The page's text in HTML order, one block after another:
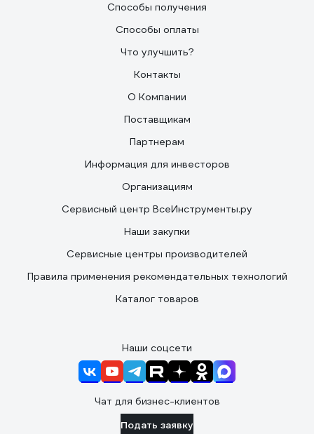
Способы получения
Способы оплаты
Что улучшить?
Контакты
О Компании
Поставщикам
Партнерам
Информация для инвесторов
Организациям
Сервисный центр ВсеИнструменты.ру
Наши закупки
Сервисные центры производителей
Правила применения рекомендательных технологий
Каталог товаров
Наши соцсети
Чат для бизнес-клиентов
Подать заявку